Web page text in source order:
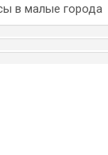
в малые города